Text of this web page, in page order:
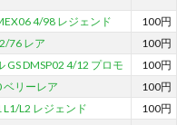
4/98 レジェンド
100円
76 レア
100円
DMSP02 4/12 プロモ
100円
ベリーレア
100円
L2 レジェンド 100円